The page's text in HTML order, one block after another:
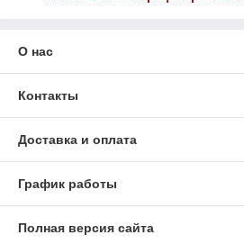
О нас
Контакты
Доставка и оплата
График работы
Полная версия сайта